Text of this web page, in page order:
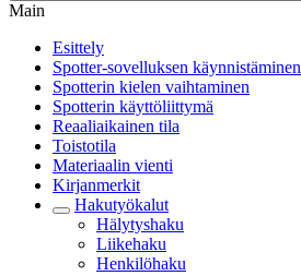
Main
Esittely
Spotter-sovelluksen käynnistäminen
Spotterin kielen vaihtaminen
Spotterin käyttöliittymä
Reaaliaikainen tila
Toistotila
Materiaalin vienti
Kirjanmerkit
Hakutyökalut
Hälytyshaku
Liikehaku
Henkilöhaku